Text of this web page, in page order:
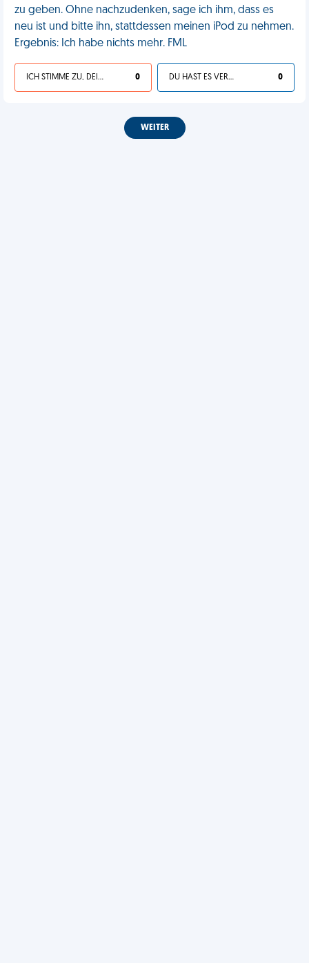
zu geben. Ohne nachzudenken, sage ich ihm, dass es
neu ist und bitte ihn, stattdessen meinen iPod zu nehmen.
Ergebnis: Ich habe nichts mehr. FML
ICH STIMME ZU, DEIN LEBEN IST SCHEISSE 0 DU HAST ES VERDIENT 0
WEITER